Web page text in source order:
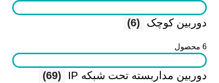
دوربین کوچک (6)
6 محصول
دوربین مداربسته تحت شبکه IP (69)